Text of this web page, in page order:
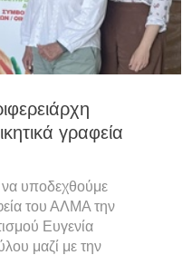
γραφεία
να υποδεχθούμε
του ΑΛΜΑ την
Ευγενία
μαζί με την